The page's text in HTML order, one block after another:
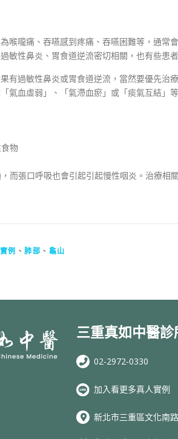
喉嚨痛、吞嚥感到疼痛、吞嚥困難等，通
敏性鼻炎、胃食道逆流密切相關，也有些患
有過敏性鼻炎或胃食道逆流，當然要優先
氣血虛弱」、「氣滯血瘀」或「痰氣互結」
物
而張口呼吸也會引起引起慢性咽炎。治療相
例 、 肺部 、 龜山
三重真如中醫診
02-2972-0330
加入看更多真人實例
新北市三重區文化南